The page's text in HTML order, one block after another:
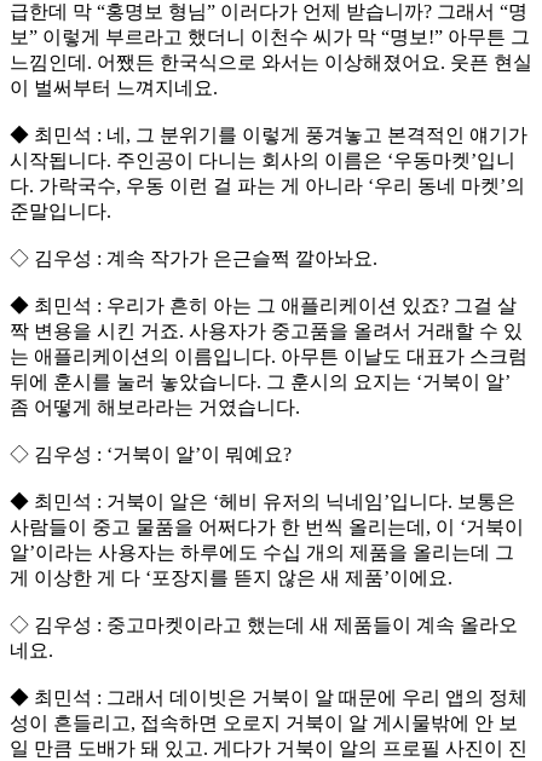
급한데 막 “홍명보 형님” 이러다가 언제 받습니까? 그래서 “명
보” 이렇게 부르라고 했더니 이천수 씨가 막 “명보!” 아무튼 그
느낌인데. 어쨌든 한국식으로 와서는 이상해졌어요. 웃픈 현실
이 벌써부터 느껴지네요.
◆ 최민석 : 네, 그 분위기를 이렇게 풍겨놓고 본격적인 얘기가
시작됩니다. 주인공이 다니는 회사의 이름은 ‘우동마켓’입니
다. 가락국수, 우동 이런 걸 파는 게 아니라 ‘우리 동네 마켓’의
준말입니다.
◇ 김우성 : 계속 작가가 은근슬쩍 깔아놔요.
◆ 최민석 : 우리가 흔히 아는 그 애플리케이션 있죠? 그걸 살
짝 변용을 시킨 거죠. 사용자가 중고품을 올려서 거래할 수 있
는 애플리케이션의 이름입니다. 아무튼 이날도 대표가 스크럼
뒤에 훈시를 눌러 놓았습니다. 그 훈시의 요지는 ‘거북이 알’
좀 어떻게 해보라라는 거였습니다.
◇ 김우성 : ‘거북이 알’이 뭐예요?
◆ 최민석 : 거북이 알은 ‘헤비 유저의 닉네임’입니다. 보통은
사람들이 중고 물품을 어쩌다가 한 번씩 올리는데, 이 ‘거북이
알’이라는 사용자는 하루에도 수십 개의 제품을 올리는데 그
게 이상한 게 다 ‘포장지를 뜯지 않은 새 제품’이에요.
◇ 김우성 : 중고마켓이라고 했는데 새 제품들이 계속 올라오
네요.
◆ 최민석 : 그래서 데이빗은 거북이 알 때문에 우리 앱의 정체
성이 흔들리고, 접속하면 오로지 거북이 알 게시물밖에 안 보
일 만큼 도배가 돼 있고. 게다가 거북이 알의 프로필 사진이 진